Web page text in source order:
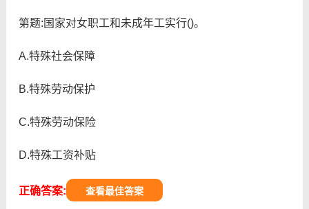
第题:国家对女职工和未成年工实行()。
A.特殊社会保障
B.特殊劳动保护
C.特殊劳动保险
D.特殊工资补贴
正确答案: 查看最佳答案